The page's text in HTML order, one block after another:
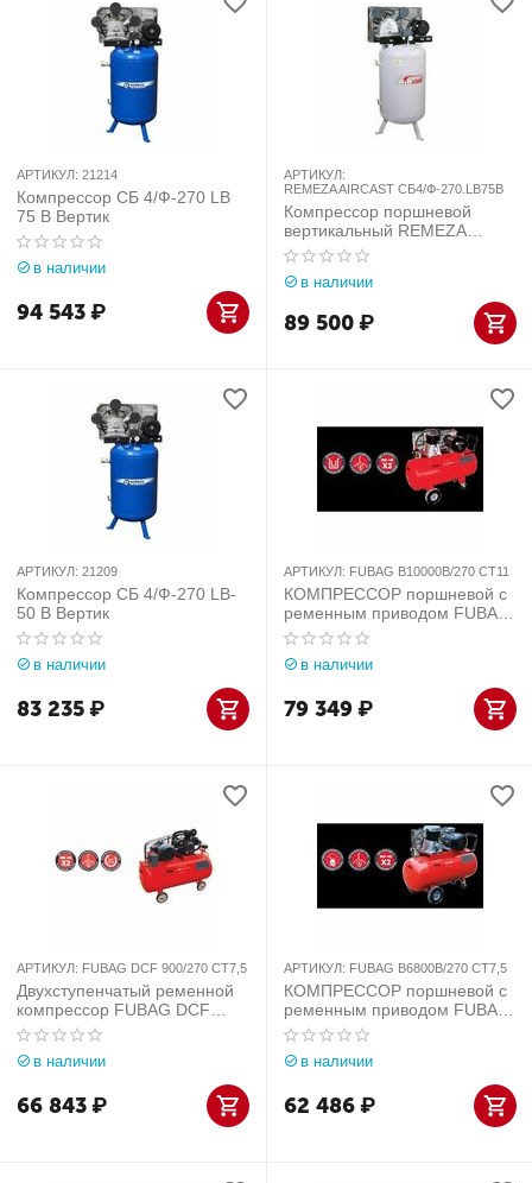
АРТИКУЛ: 21214
Компрессор СБ 4/Ф-270 LB
75 В Вертик
в наличии
94 543₽
АРТИКУЛ:
REMEZA AIRCAST СБ4/Ф-270.LB75B
Компрессор поршневой
вертикальный REMEZA
AIRCAST СБ4/Ф-270.LB75B
в наличии
89 500₽
АРТИКУЛ: 21209
Компрессор СБ 4/Ф-270 LB-
50 В Вертик
в наличии
83 235₽
АРТИКУЛ: FUBAG B10000B/270 CT11
КОМПРЕССОР поршневой с
ременным приводом FUBAG
B10000B/270 CT11
в наличии
79 349₽
АРТИКУЛ: FUBAG DCF 900/270 CT7,5
Двухступенчатый ременной
компрессор FUBAG DCF
900/270 CT7,5
в наличии
66 843₽
АРТИКУЛ: FUBAG B6800B/270 CT7,5
КОМПРЕССОР поршневой с
ременным приводом FUBAG
B6800B/270 CT7,5
в наличии
62 486₽